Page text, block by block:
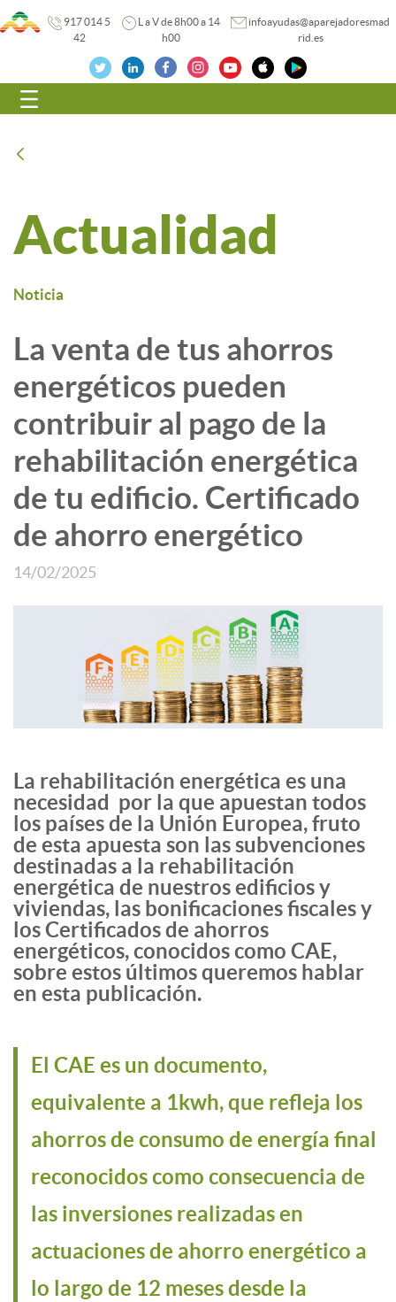
917 014 5
42
L a V de 8h00 a 14
h00
infoayudas@aparejadoresmad
rid.es
Navegación
Actualidad
Noticia
La venta de tus ahorros
energéticos pueden
contribuir al pago de la
rehabilitación energética
de tu edificio. Certificado
de ahorro energético
14/02/2025
La rehabilitación energética es una
necesidad por la que apuestan todos
los países de la Unión Europea, fruto
de esta apuesta son las subvenciones
destinadas a la rehabilitación
energética de nuestros edificios y
viviendas, las bonificaciones fiscales y
los Certificados de ahorros
energéticos, conocidos como CAE,
sobre estos últimos queremos hablar
en esta publicación.
El CAE es un documento,
equivalente a 1kwh, que refleja los
ahorros de consumo de energía final
reconocidos como consecuencia de
las inversiones realizadas en
actuaciones de ahorro energético a
lo largo de 12 meses desde la